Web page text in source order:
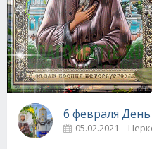
6 февраля
05.02.2021